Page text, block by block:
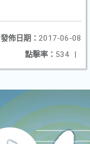
發佈日期： 2017-06-08
點擊率： 534 |